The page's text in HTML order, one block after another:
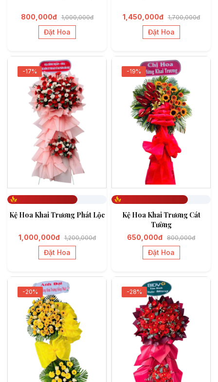
800,000đ 1,000,000đ
Đặt Hoa
1,450,000đ 1,700,000đ
Đặt Hoa
-17%
Kệ Hoa Khai Trương Phát Lộc
1,000,000đ 1,200,000đ
Đặt Hoa
-19%
Kệ Hoa Khai Trương Cát
Tường
650,000đ 800,000đ
Đặt Hoa
-20% -28%